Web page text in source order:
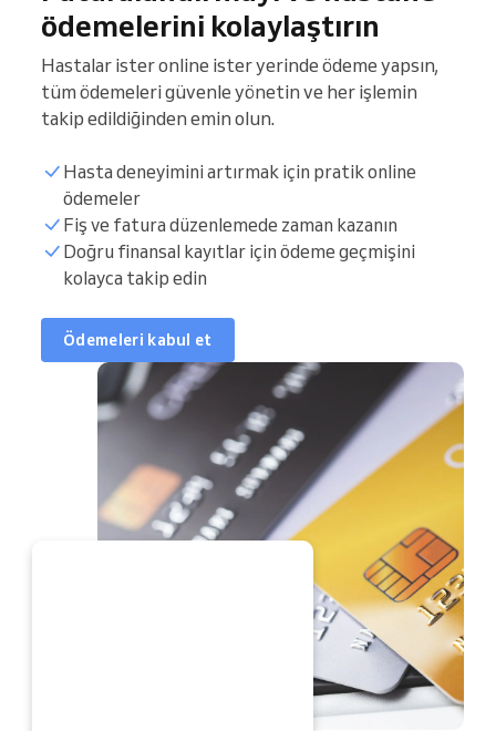
ödemelerini kolaylaştırın
Hastalar ister online ister yerinde ödeme yapsın,
tüm ödemeleri güvenle yönetin ve her işlemin
takip edildiğinden emin olun.
Hasta deneyimini artırmak için pratik online
ödemeler
Fiş ve fatura düzenlemede zaman kazanın
Doğru finansal kayıtlar için ödeme geçmişini
kolayca takip edin
Ödemeleri kabul et